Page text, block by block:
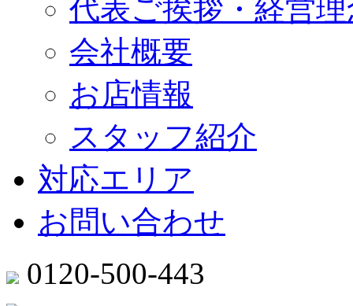
代表ご挨拶・経営
会社概要
お店情報
スタッフ紹介
対応エリア
お問い合わせ
0120-500-443